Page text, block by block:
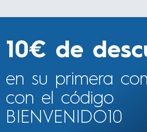
10€ de
en su primera
con el código
BIENVENIDO10